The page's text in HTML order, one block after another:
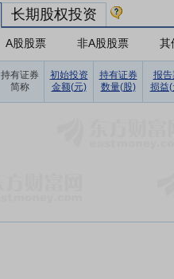
长期股权投资
A股股票 非A股股票 其
持有证券
简称
初始投资
金额(元)
持有证券
数量(股)
报告
损益(